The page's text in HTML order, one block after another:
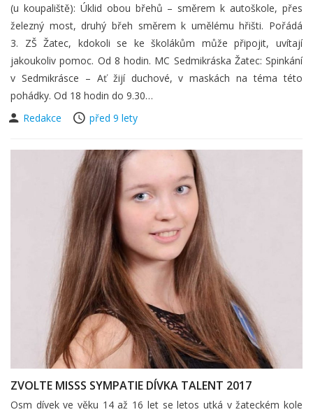
(u koupaliště): Úklid obou břehů – směrem k autoškole, přes
železný most, druhý břeh směrem k umělému hřišti. Pořádá
3. ZŠ Žatec, kdokoli se ke školákům může připojit, uvítají
jakoukoliv pomoc. Od 8 hodin. MC Sedmikráska Žatec: Spinkání
v Sedmikrásce – Ať žijí duchové, v maskách na téma této
pohádky. Od 18 hodin do 9.30…
Redakce
před 9 lety
ZVOLTE MISSS SYMPATIE DÍVKA TALENT 2017
Osm dívek ve věku 14 až 16 let se letos utká v žateckém kole